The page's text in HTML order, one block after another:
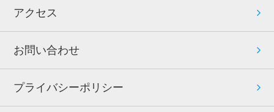
アクセス
お問い合わせ
プライバシーポリシー